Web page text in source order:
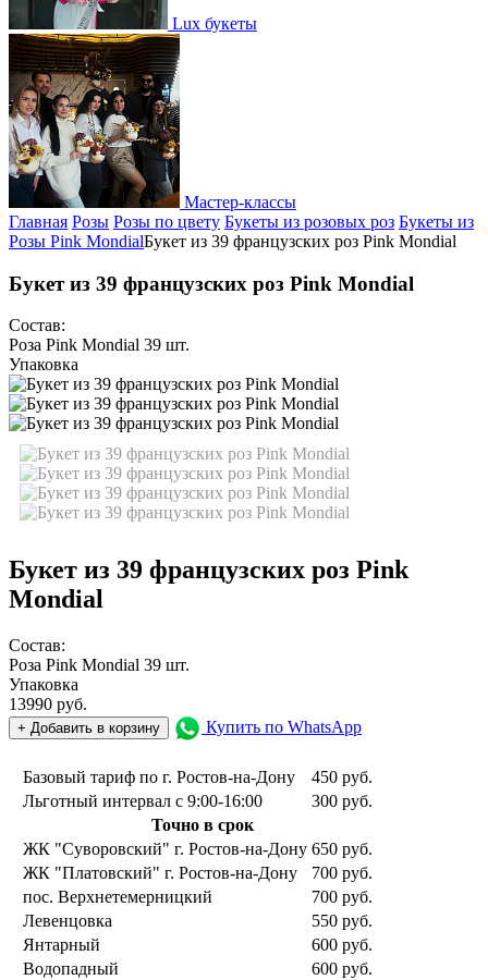
Lux букеты
Мастер-классы
Главная Розы Розы по цвету Букеты из розовых роз Букеты из
Розы Pink MondialБукет из 39 французских роз Pink Mondial
Букет из 39 французских роз Pink Mondial
Состав:
Роза Pink Mondial 39 шт.
Упаковка
Букет из 39 французских роз Pink
Mondial
Состав:
Роза Pink Mondial 39 шт.
Упаковка
13990 руб.
+ Добавить в корзину Купить по WhatsApp
Базовый тариф по г. Ростов-на-Дону
450 руб.
Льготный интервал с 9:00-16:00
300 руб.
Точно в срок
ЖК "Суворовский" г. Ростов-на-Дону 650 руб.
ЖК "Платовский" г. Ростов-на-Дону
700 руб.
пос. Верхнетемерницкий
700 руб.
Левенцовка
550 руб.
Янтарный
600 руб.
Водопадный
600 руб.